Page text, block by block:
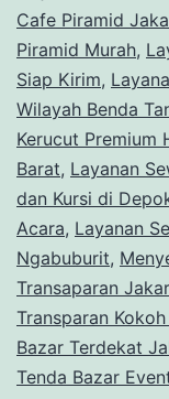
Cafe Piramid
Piramid Murah,
Siap Kirim,
Wilayah Benda
Kerucut Premium
Barat, Layanan
dan Kursi di
Acara, Layanan
Ngabuburit,
Transaparan
Transparan
Bazar Terdekat
Tenda Bazar